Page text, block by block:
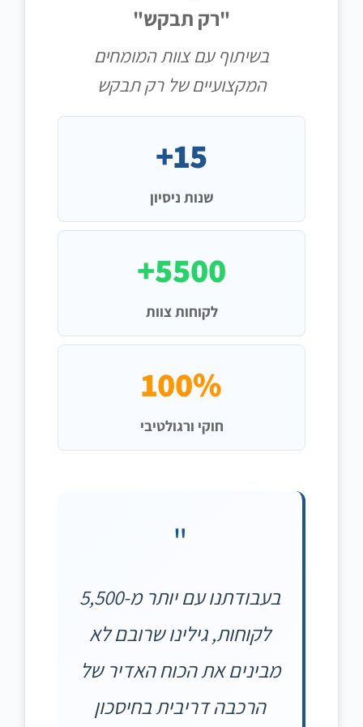
"רק תבקש"
בשיתוף עם צוות המומחים
המקצועיים של רק תבקש
15+
שנות ניסיון
5500+
לקוחות צוות
100%
חוקי ורגולטיבי
"
בעבודתנו עם יותר מ-5,500
לקוחות, גילינו שרובם לא
מבינים את הכוח האדיר של
הרכבה דריבית בחיסכון